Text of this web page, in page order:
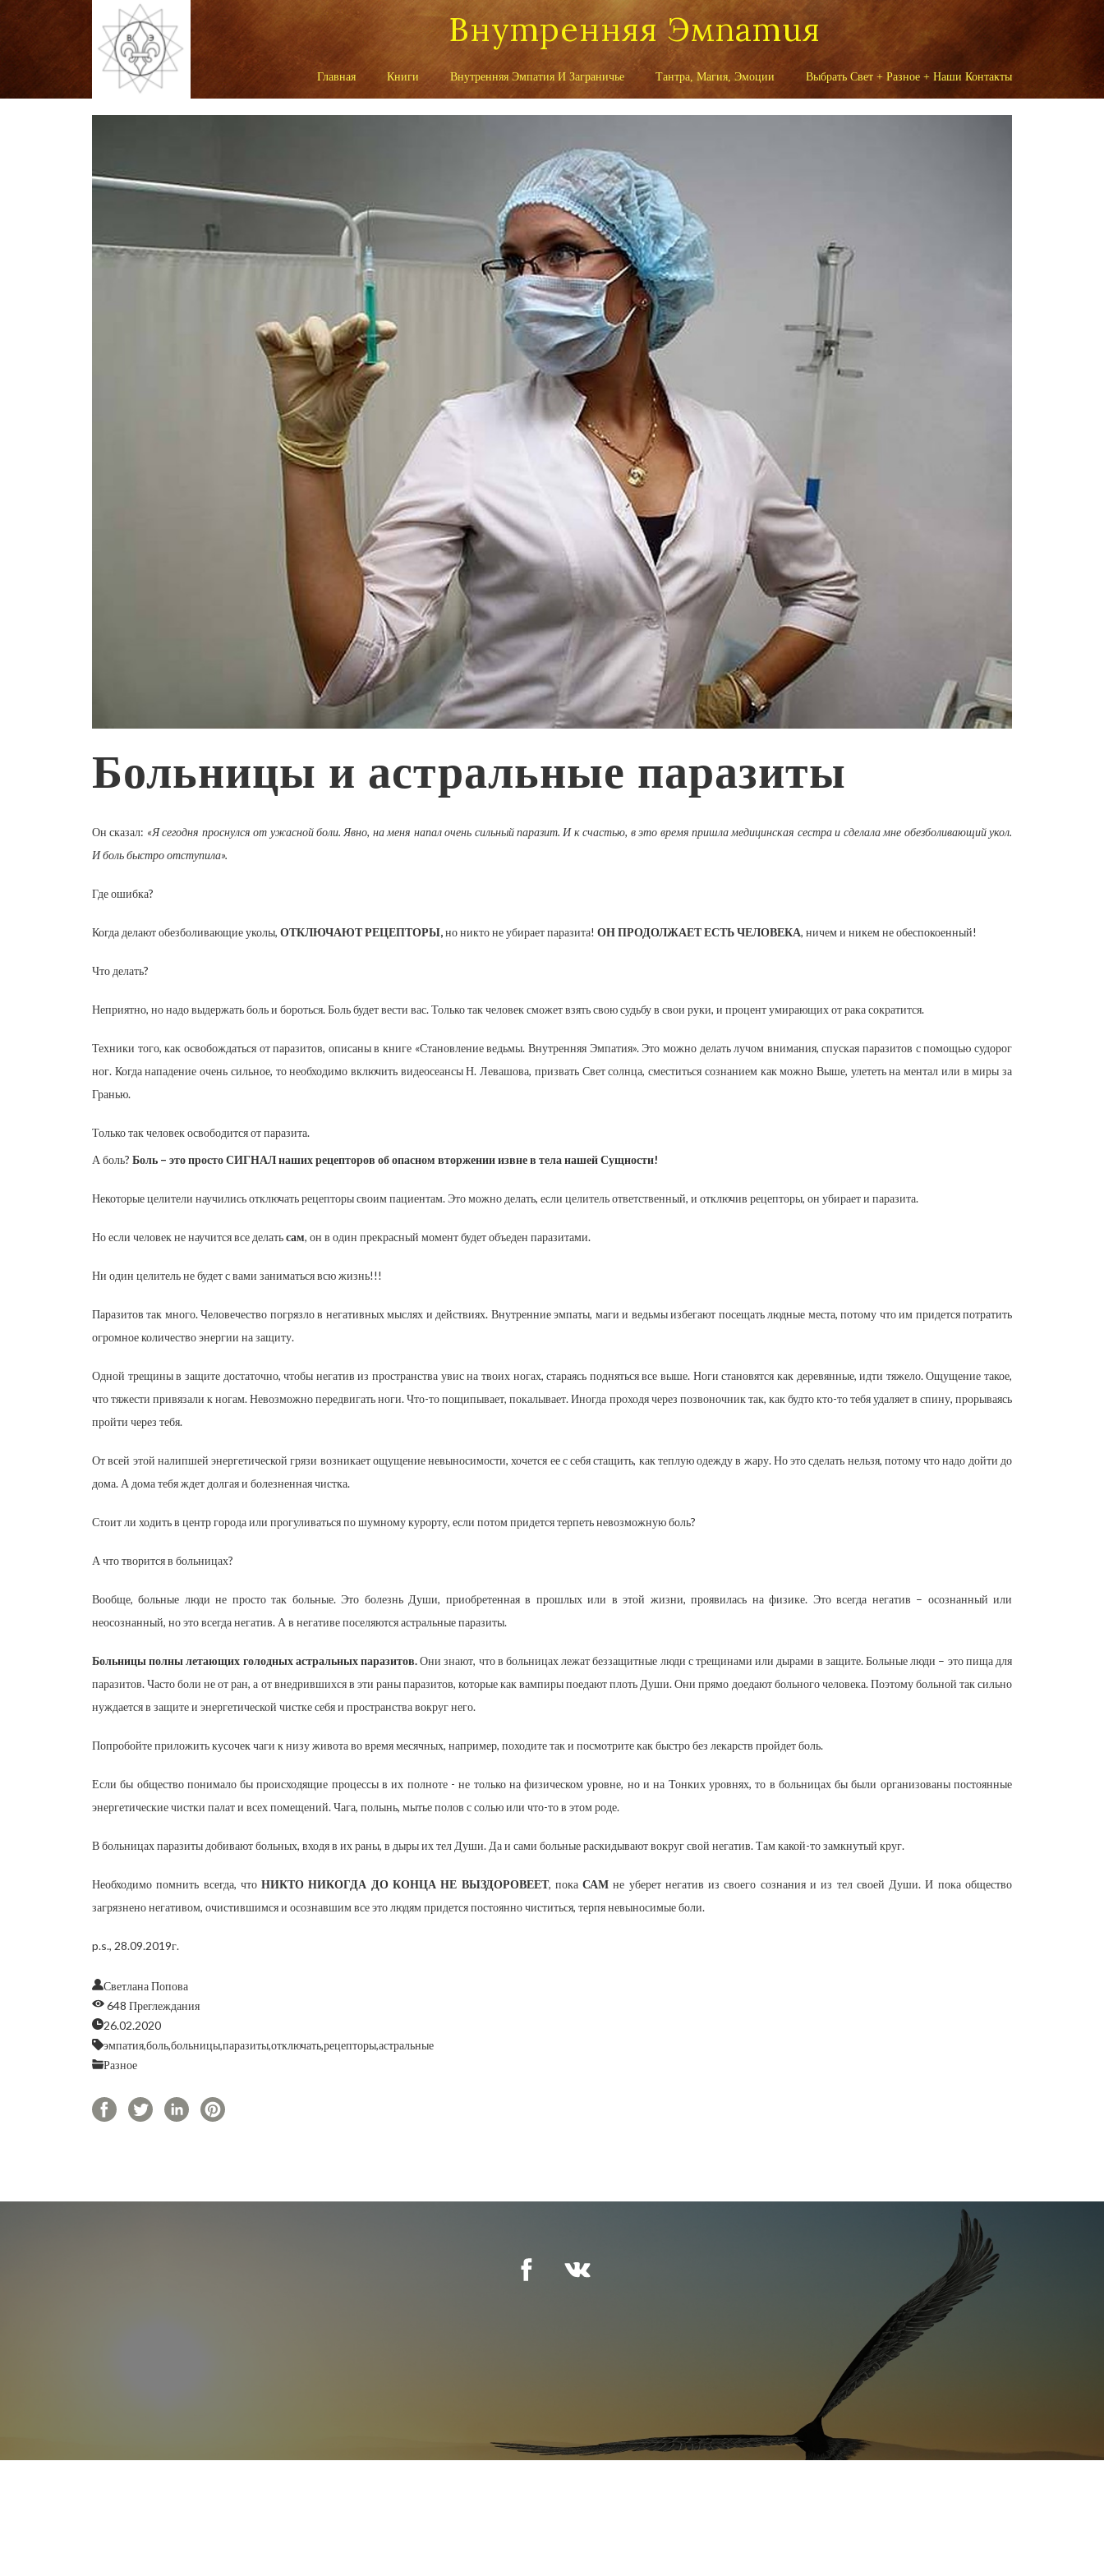
Внутренняя Эмпатия
Главная Книги Внутренняя Эмпатия И Заграничье Тантра, Магия, Эмоции Выбрать Свет + Разное + Наши Контакты
Больницы и астральные паразиты
Он сказал: «Я сегодня проснулся от ужасной боли. Явно, на меня напал очень сильный паразит. И к счастью, в это время пришла медицинская сестра и сделала мне обезболивающий укол.
И боль быстро отступила».
Где ошибка?
Когда делают обезболивающие уколы, ОТКЛЮЧАЮТ РЕЦЕПТОРЫ,но никто не убирает паразита! ОН ПРОДОЛЖАЕТ ЕСТЬ ЧЕЛОВЕКА, ничем и никем не обеспокоенный!
Что делать?
Неприятно, но надо выдержать боль и бороться. Боль будет вести вас. Только так человек сможет взять свою судьбу в свои руки, и процент умирающих от рака сократится.
Техники того, как освобождаться от паразитов, описаны в книге «Становление ведьмы. Внутренняя Эмпатия». Это можно делать лучом внимания, спуская паразитов с помощью судорог
ног. Когда нападение очень сильное, то необходимо включить видеосеансы Н. Левашова, призвать Свет солнца, сместиться сознанием как можно Выше, улететь на ментал или в миры за
Гранью.
Только так человек освободится от паразита.
А боль? Боль – это просто СИГНАЛ наших рецепторов об опасном вторжении извне в тела нашей Сущности!
Некоторые целители научились отключать рецепторы своим пациентам. Это можно делать, если целитель ответственный, и отключив рецепторы, он убирает и паразита.
Но если человек не научится все делатьсам, он в один прекрасный момент будет объеден паразитами.
Ни один целитель не будет с вами заниматься всю жизнь!!!
Паразитов так много. Человечество погрязло в негативных мыслях и действиях. Внутренние эмпаты, маги и ведьмы избегают посещать людные места, потому что им придется потратить
огромное количество энергии на защиту.
Одной трещины в защите достаточно, чтобы негатив из пространства увис на твоих ногах, стараясь подняться все выше. Ноги становятся как деревянные, идти тяжело. Ощущение такое,
что тяжести привязали к ногам. Невозможно передвигать ноги. Что-то пощипывает, покалывает. Иногда проходя через позвоночник так, как будто кто-то тебя удаляет в спину, прорываясь
пройти через тебя.
От всей этой налипшей энергетической грязи возникает ощущение невыносимости, хочется ее с себя стащить, как теплую одежду в жару. Но это сделать нельзя, потому что надо дойти до
дома. А дома тебя ждет долгая и болезненная чистка.
Стоит ли ходить в центр города или прогуливаться по шумному курорту, если потом придется терпеть невозможную боль?
А что творится в больницах?
Вообще, больные люди не просто так больные. Это болезнь Души, приобретенная в прошлых или в этой жизни, проявилась на физике. Это всегда негатив – осознанный или
неосознанный, но это всегда негатив. А в негативе поселяются астральные паразиты.
Больницы полны летающих голодных астральных паразитов.Они знают, что в больницах лежат беззащитные люди с трещинами или дырами в защите. Больные люди – это пища для
паразитов. Часто боли не от ран, а от внедрившихся в эти раны паразитов, которые как вампиры поедают плоть Души. Они прямо доедают больного человека. Поэтому больной так сильно
нуждается в защите и энергетической чистке себя и пространства вокруг него.
Попробойте приложить кусочек чаги к низу живота во время месячных, например, походите так и посмотрите как быстро без лекарств пройдет боль.
Если бы общество понимало бы происходящие процессы в их полноте - не только на физическом уровне, но и на Тонких уровнях, то в больницах бы были организованы постоянные
энергетические чистки палат и всех помещений. Чага, полынь, мытье полов с солью или что-то в этом роде.
В больницах паразиты добивают больных, входя в их раны, в дыры их тел Души. Да и сами больные раскидывают вокруг свой негатив. Там какой-то замкнутый круг.
Необходимо помнить всегда, чтоНИКТО НИКОГДА ДО КОНЦА НЕ ВЫЗДОРОВЕЕТ, покаСАМне уберет негатив из своего сознания и из тел своей Души. И пока общество
загрязнено негативом, очистившимся и осознавшим все это людям придется постоянно чиститься, терпя невыносимые боли.
p.s., 28.09.2019г.
Светлана Попова
648 Преглеждания
26.02.2020
эмпатия,боль,больницы,паразиты,отключать,рецепторы,астральные
Разное